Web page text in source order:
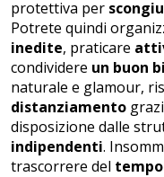
protettiva per
Potrete quindi
inedite, praticare
condividere un buon
naturale e glamour,
distanziamento
disposizione dalle
indipendenti.
trascorrere del